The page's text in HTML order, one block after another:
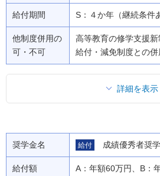
給付期間 S：４か年（継続条件
他制度併用の
可・不可
高等教育の修学支援
給付・減免制度との
詳細を表示
奨学金名 給付 成績優秀者奨
給付額
A：年額60万円、B：